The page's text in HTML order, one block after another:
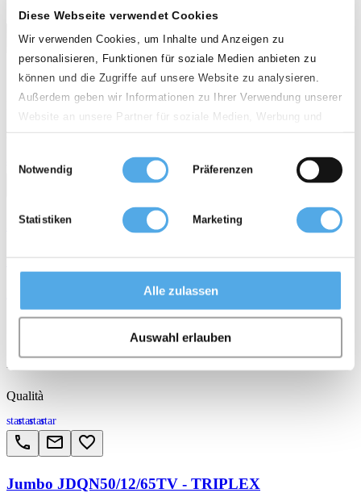
Diese Webseite verwendet Cookies
Wir verwenden Cookies, um Inhalte und Anzeigen zu
personalisieren, Funktionen für soziale Medien anbieten zu
können und die Zugriffe auf unsere Website zu analysieren.
Außerdem geben wir Informationen zu Ihrer Verwendung unserer
Website an unsere Partner für soziale Medien, Werbung und
Analysen weiter. Unsere Partner führen diese Informationen
möglicherweise mit weiteren Daten zusammen, die Sie ihnen
bereitgestellt haben oder die sie im Rahmen Ihrer Nutzung der
Notwendig Präferenzen
Statistiken Marketing
Alle zulassen
Auswahl erlauben
PL - 62-420 Strzalkowo
Qualità
starstar
Jumbo JDQ 70/14/50V
29.700 €
arrow_upward weight 7.000 kgcalendar_month 2007 history_2 10.444 h
Qualità
starstarstarstar
call email favorite_border
Jumbo JDQN50/12/65TV - TRIPLEX